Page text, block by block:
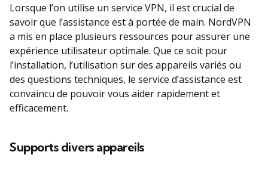
Lorsque l’on utilise un service VPN, il est crucial de
savoir que l’assistance est à portée de main. NordVPN
a mis en place plusieurs ressources pour assurer une
expérience utilisateur optimale. Que ce soit pour
l’installation, l’utilisation sur des appareils variés ou
des questions techniques, le service d’assistance est
convaincu de pouvoir vous aider rapidement et
efficacement.
Supports divers appareils